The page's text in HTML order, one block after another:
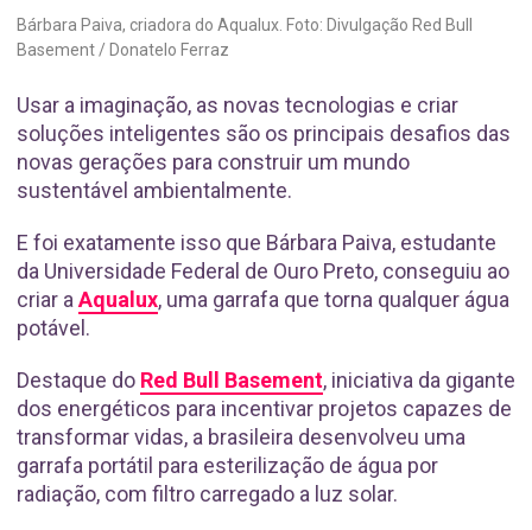
Bárbara Paiva, criadora do Aqualux. Foto: Divulgação Red Bull
Basement / Donatelo Ferraz
Usar a imaginação, as novas tecnologias e criar
soluções inteligentes são os principais desafios das
novas gerações para construir um mundo
sustentável ambientalmente.
E foi exatamente isso que Bárbara Paiva, estudante
da Universidade Federal de Ouro Preto, conseguiu ao
criar aAqualux, uma garrafa que torna qualquer água
potável.
Destaque do Red Bull Basement, iniciativa da gigante
dos energéticos para incentivar projetos capazes de
transformar vidas, a brasileira desenvolveu uma
garrafa portátil para esterilização de água por
radiação, com filtro carregado a luz solar.